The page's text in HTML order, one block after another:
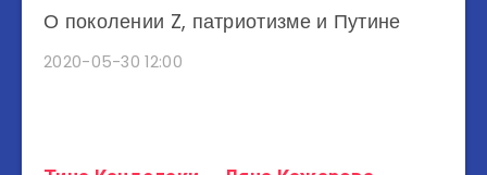
О поколении Z, патриотизме и Путине
2020-05-30 12:00